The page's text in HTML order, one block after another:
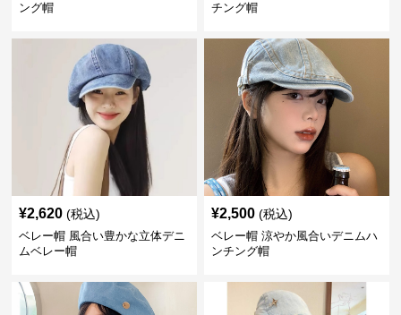
ング帽
チング帽
¥2,620 (税込)
ベレー帽 風合い豊かな立体デニ
ムベレー帽
¥2,500 (税込)
ベレー帽 涼やか風合いデニムハ
ンチング帽